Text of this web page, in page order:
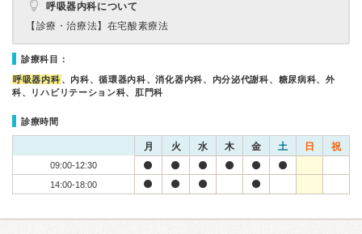
呼吸器内科について
【診療・治療法】 在宅酸素療法
診療科目：
呼吸器内科 、内科、循環器内科、消化器内科、内分泌代謝科、糖尿病科、外
科、リハビリテーション科、肛門科
診療時間
月 火 水 木 金 土 日 祝
09:00-12:30
14:00-18:00